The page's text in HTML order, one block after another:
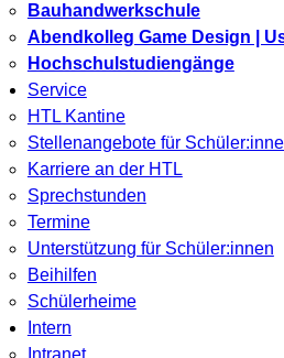
Bauhandwerkschule
Abendkolleg Game Design |
Hochschulstudiengänge
Service
HTL Kantine
Stellenangebote für
Karriere an der HTL
Sprechstunden
Termine
Unterstützung für Schüler:innen
Beihilfen
Schülerheime
Intern
Intranet